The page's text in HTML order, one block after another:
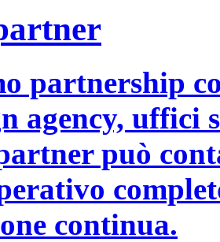
partnership
agency, uffici
può
continua.